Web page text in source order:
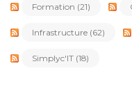
Formation (21)
Infrastructure (62)
Simplyc'IT (18)